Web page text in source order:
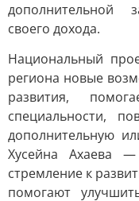
дополнительной
своего дохода.
Национальный
региона новые
развития,
специальности,
дополнительную
Хусейна Ахаева
стремление к
помогают